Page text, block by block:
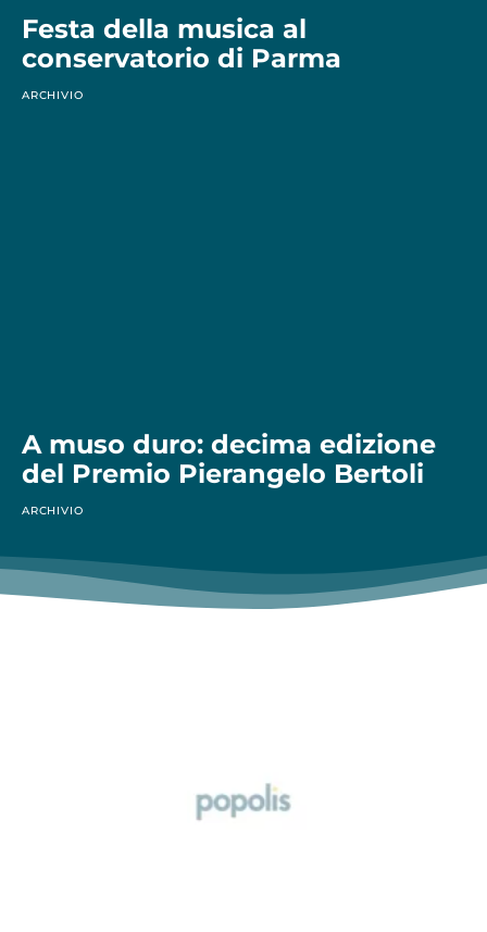
Festa della musica al
conservatorio di Parma
ARCHIVIO
A muso duro: decima edizione
del Premio Pierangelo Bertoli
ARCHIVIO